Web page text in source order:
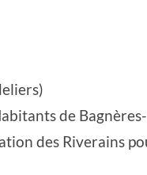
de
des Riverains